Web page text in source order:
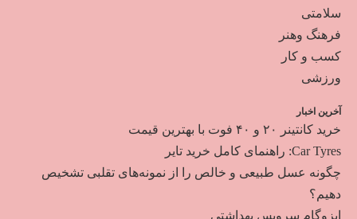
سلامتی
فرهنگ وهنر
کسب و کار
ورزشی
آخرین اخبار
خرید کانتینر ۲۰ و ۴۰ فوت با بهترین قیمت
Car Tyres: راهنمای کامل خرید تایر
چگونه عسل طبیعی و خالص را از نمونه‌های تقلبی تشخیص
دهیم؟
ایزوگام سرویس بهداشتی